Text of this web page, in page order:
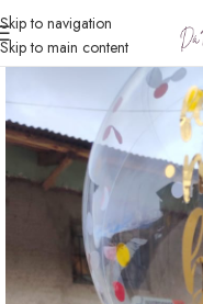
Skip to navigation
Skip to main content